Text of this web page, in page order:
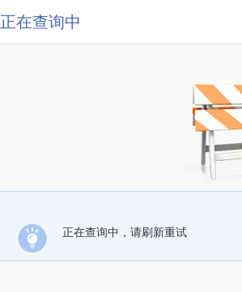
正在查询中
正在查询中，请刷新重试